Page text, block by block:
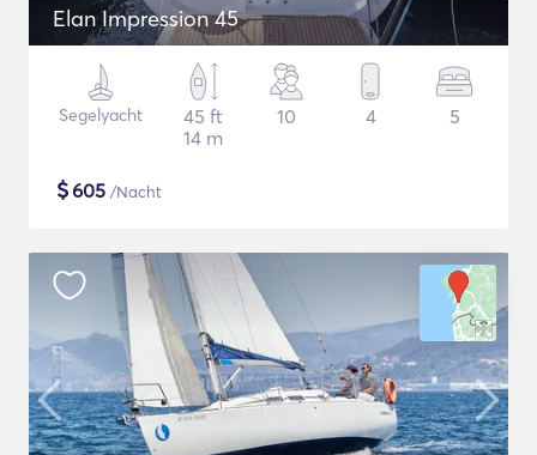
Elan Impression 45
Segelyacht
45 ft
14 m
10 4 5
$605 /Nacht